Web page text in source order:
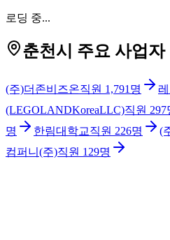
로딩 중...
춘천시 주요 사업자
(주)더존비즈온직원 1,791 명
(LEGOLANDKoreaLLC)직원 297
명
한림대학교직원 226명 (
컴퍼니(주)직원 129명